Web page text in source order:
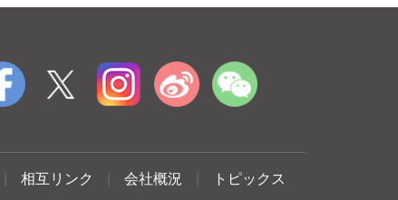
相互リンク 会社概況 トピックス